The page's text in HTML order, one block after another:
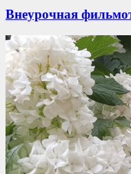
Внеурочная